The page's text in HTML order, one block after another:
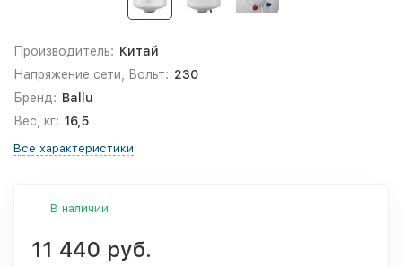
Производитель: Китай
Напряжение сети, Вольт: 230
Бренд: Ballu
Вес, кг: 16,5
Все характеристики
В наличии
11 440 руб.